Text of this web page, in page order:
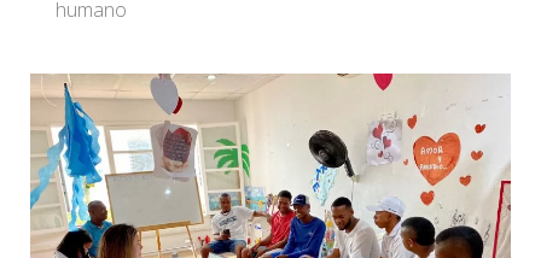
humano